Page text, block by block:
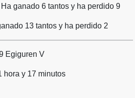
Ha ganado 6 tantos y ha perdido 9
13 tantos y ha perdido 2
Egiguren V
hora y 17 minutos